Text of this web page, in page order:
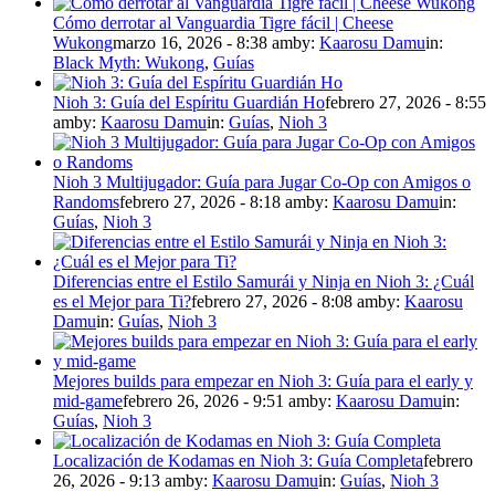
Cómo derrotar al Vanguardia Tigre fácil | Cheese
Wukongmarzo 16, 2026 - 8:38 amby: Kaarosu Damuin:
Black Myth: Wukong, Guías
Nioh 3: Guía del Espíritu Guardián Hofebrero 27, 2026 - 8:55
amby: Kaarosu Damuin: Guías, Nioh 3
Nioh 3 Multijugador: Guía para Jugar Co-Op con Amigos o
Randomsfebrero 27, 2026 - 8:18 amby: Kaarosu Damuin:
Guías, Nioh 3
Diferencias entre el Estilo Samurái y Ninja en Nioh 3: ¿Cuál
es el Mejor para Ti?febrero 27, 2026 - 8:08 amby: Kaarosu
Damuin: Guías, Nioh 3
Mejores builds para empezar en Nioh 3: Guía para el early y
mid-gamefebrero 26, 2026 - 9:51 amby: Kaarosu Damuin:
Guías, Nioh 3
Localización de Kodamas en Nioh 3: Guía Completafebrero
26, 2026 - 9:13 amby: Kaarosu Damuin: Guías, Nioh 3